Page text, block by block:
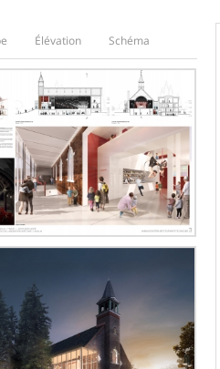
Élévation Schéma